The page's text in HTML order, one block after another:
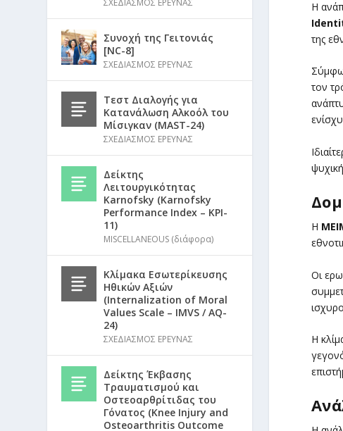
Η
της
τον
Η
Οι
Η
Συνοχή της Γειτονιάς
[NC-8]
ΣΧΕΔΙΑΣΜΟΣ ΕΡΕΥΝΑΣ
Τεστ Διαλογής για
Κατανάλωση Αλκοόλ του
Μίσιγκαν (MAST-24)
ΣΧΕΔΙΑΣΜΟΣ ΕΡΕΥΝΑΣ
Δείκτης
Λειτουργικότητας
Karnofsky (Karnofsky
Performance Index – KPI-
11)
MISCELLANEOUS (διάφορα)
Κλίμακα Εσωτερίκευσης
Ηθικών Αξιών
(Internalization of Moral
Values Scale – IMVS / AQ-
24)
ΣΧΕΔΙΑΣΜΟΣ ΕΡΕΥΝΑΣ
Δείκτης Έκβασης
Τραυματισμού και
Οστεοαρθρίτιδας του
Γόνατος (Knee Injury and
Osteoarthritis Outcome